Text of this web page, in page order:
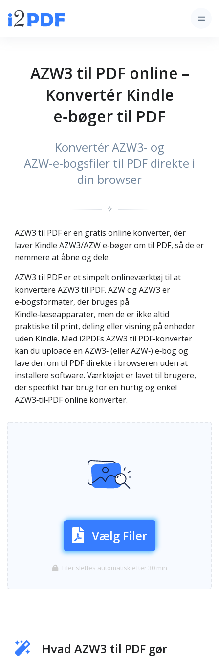
AZW3 til PDF online –
Konvertér Kindle
e‑bøger til PDF
Konvertér AZW3‑ og
AZW‑e‑bogsfiler til PDF direkte i
din browser
✧
AZW3 til PDF er en gratis online konverter, der
laver Kindle AZW3/AZW e‑bøger om til PDF, så de er
nemmere at åbne og dele.
AZW3 til PDF er et simpelt onlineværktøj til at
konvertere AZW3 til PDF. AZW og AZW3 er
e‑bogsformater, der bruges på
Kindle‑læseapparater, men de er ikke altid
praktiske til print, deling eller visning på enheder
uden Kindle. Med i2PDFs AZW3 til PDF‑konverter
kan du uploade en AZW3‑ (eller AZW‑) e‑bog og
lave den om til PDF direkte i browseren uden at
installere software. Værktøjet er lavet til brugere,
der specifikt har brug for en hurtig og enkel
AZW3‑til‑PDF online konverter.
Vælg Filer
Filer slettes automatisk efter 30 min
Hvad AZW3 til PDF gør